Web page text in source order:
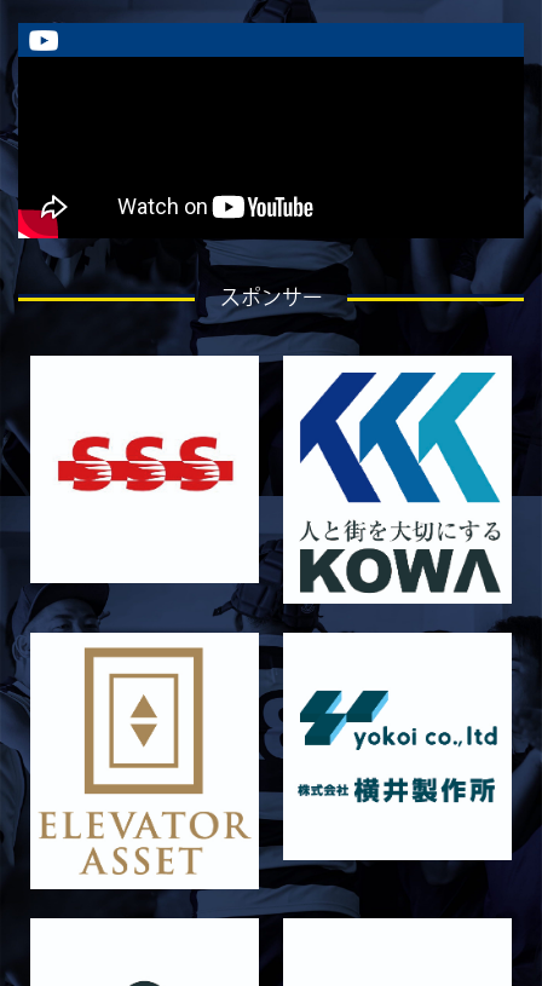
ラストイヤーにかける想い-石岡泰一-
2026/07/25
STAFF blog
2026/06/27
STAFF blog
2026/06/26
STAFF blog
【Rits Familyのバトン】vol. 2 稲西輝紀
2026/06/21
STAFF blog
STAFF blog
6月20日 花園大学
2026/06/16
STAFF blog
STAFF blog
6月13日 名城大学
2026/06/12
STAFF blog
【Rits Familyのバトン】vol. 1 北村瞬太郎
STAFF blog
【「イヤーブック2026」にお名前を掲載／サポ
ーター募集のお知らせ】
2026/05/31
STAFF blog
5月31日 関西学院大学AB
2026/05/31
STAFF blog
5月30日 関西学院大学CD
スポンサー